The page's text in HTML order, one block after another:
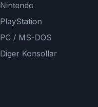
Nintendo
PlayStation
PC / MS-DOS
Diger Konsollar